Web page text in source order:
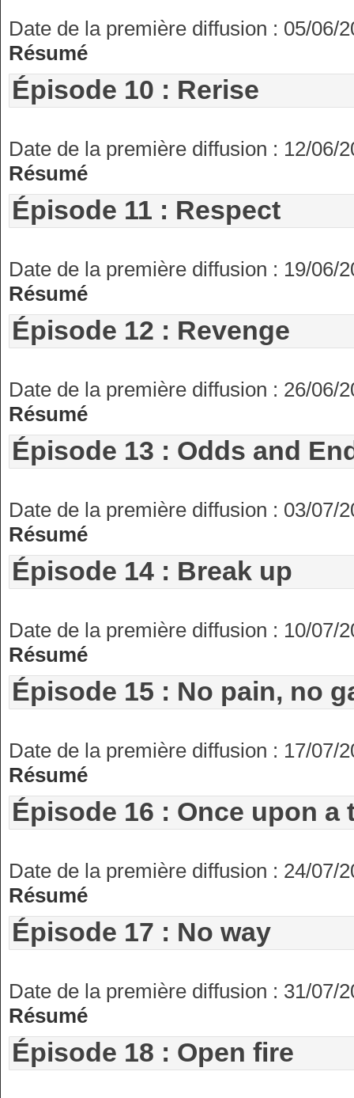
Date de la première diffusion : 05/06/
Résumé
Épisode 10 : Rerise
Date de la première diffusion : 12/06/
Résumé
Épisode 11 : Respect
Date de la première diffusion : 19/06/
Résumé
Épisode 12 : Revenge
Date de la première diffusion : 26/06/
Résumé
Épisode 13 : Odds and
Date de la première diffusion : 03/07/
Résumé
Épisode 14 : Break up
Date de la première diffusion : 10/07/
Résumé
Épisode 15 : No pain, no
Date de la première diffusion : 17/07/
Résumé
Épisode 16 : Once upon a
Date de la première diffusion : 24/07/
Résumé
Épisode 17 : No way
Date de la première diffusion : 31/07/
Résumé
Épisode 18 : Open fire